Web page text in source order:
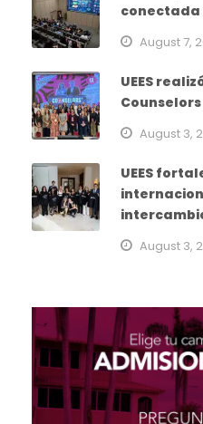
conectada
August 7,
UEES
August 3,
UEES
August 3,